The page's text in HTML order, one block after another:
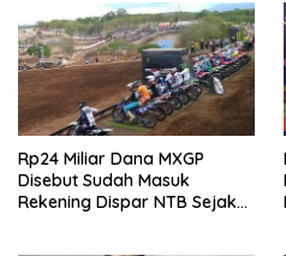
Rp24 Miliar Dana MXGP
Disebut Sudah Masuk
Rekening Dispar NTB Sejak